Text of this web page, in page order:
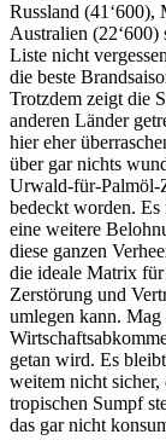
Russland (41‘600),
Australien (22‘600)
Liste nicht
die beste
Trotzdem zeigt die
anderen Länder
hier eher
über gar nichts
Urwald-für-Palmöl-
bedeckt worden.
eine weitere
diese ganzen
die ideale Matrix für
Zerstörung und
umlegen kann. Mag
getan wird. Es
weitem nicht sicher,
tropischen Sumpf
das gar nicht